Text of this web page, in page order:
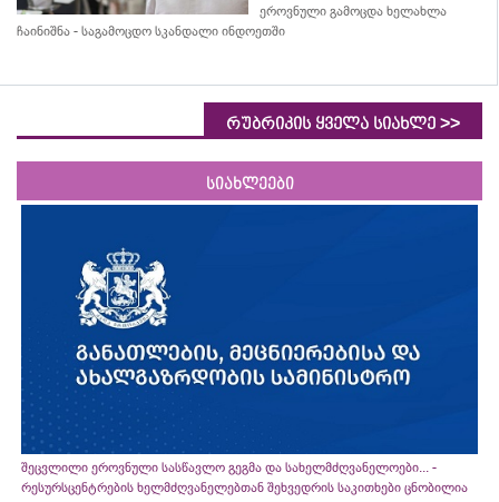
ეროვნული გამოცდა ხელახლა
ჩაინიშნა - საგამოცდო სკანდალი ინდოეთში
რუბრიკის ყველა სიახლე >>
სიახლეები
შეცვლილი ეროვნული სასწავლო გეგმა და სახელმძღვანელოები... -
რესურსცენტრების ხელმძღვანელებთან შეხვედრის საკითხები ცნობილია